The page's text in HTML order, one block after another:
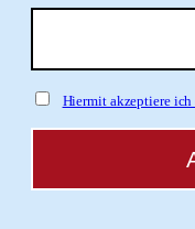
Hiermit akzeptiere